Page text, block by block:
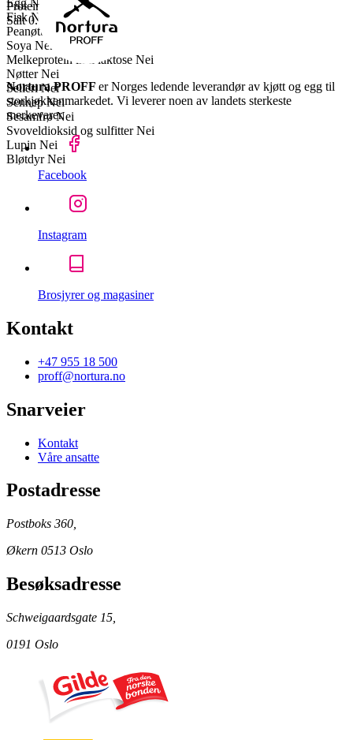
Proteiner
18 g
Salt 0.1 g
Egg Nei
Fisk Nei
Peanøtter
Nei
Soya Nei
Melkeprotein inkl laktose Nei
Nøtter Nei
Selleri Nei
Sennep Nei
Sesamfrø Nei
Svoveldioksid og sulfitter Nei
Lupin Nei
Bløtdyr Nei
Nortura PROFF er Norges ledende leverandør av kjøtt og egg til
storkjøkkenmarkedet. Vi leverer noen av landets sterkeste
merkevarer.
Facebook
Instagram
Brosjyrer og magasiner
Kontakt
+47 955 18 500
proff@nortura.no
Snarveier
Kontakt
Våre ansatte
Postadresse
Postboks 360,
Økern 0513 Oslo
Besøksadresse
Schweigaardsgate 15,
0191 Oslo